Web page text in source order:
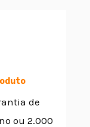
de
ou 2.000